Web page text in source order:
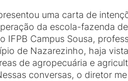
uma carta de
da escola-fazenda
IFPB Campus Sousa,
de Nazarezinho, haja
de agropecuária e
conversas, o diretor